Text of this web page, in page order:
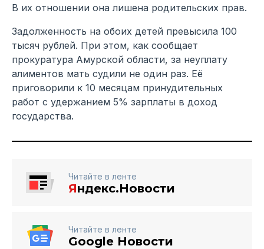
В их отношении она лишена родительских прав.
Задолженность на обоих детей превысила 100
тысяч рублей. При этом, как сообщает
прокуратура Амурской области, за неуплату
алиментов мать судили не один раз. Её
приговорили к 10 месяцам принудительных
работ с удержанием 5% зарплаты в доход
государства.
Читайте в ленте
Яндекс.Новости
Читайте в ленте
Google Новости